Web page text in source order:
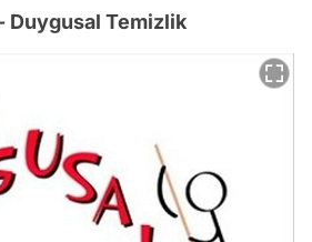
Duygusal Temizlik